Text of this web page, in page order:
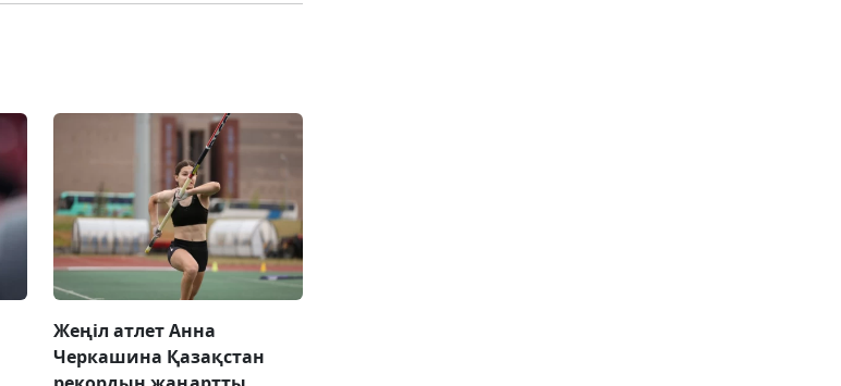
Жеңіл атлет Анна
Черкашина Қазақстан